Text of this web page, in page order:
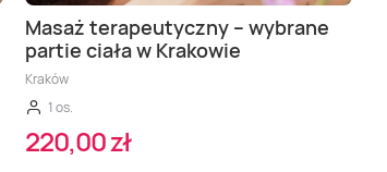
Masaż terapeutyczny – wybrane
partie ciała w Krakowie
Kraków
1 os.
220,00 zł